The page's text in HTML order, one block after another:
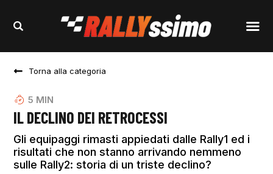
Torna alla categoria
5 MIN
IL DECLINO DEI RETROCESSI
Gli equipaggi rimasti appiedati dalle Rally1 ed i
risultati che non stanno arrivando nemmeno
sulle Rally2: storia di un triste declino?